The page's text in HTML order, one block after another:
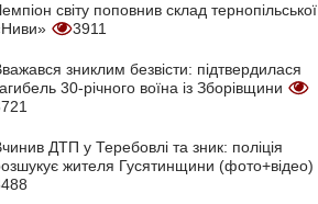
світу поповнив склад тернопільської
3911
зниклим безвісти: підтвердилася
30-річного воїна із Зборівщини
ДТП у Теребовлі та зник: поліція
жителя Гусятинщини (фото+відео)